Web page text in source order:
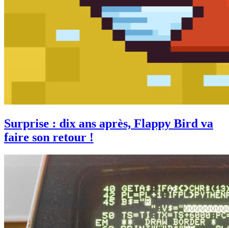
Surprise : dix ans après, Flappy Bird va
faire son retour !